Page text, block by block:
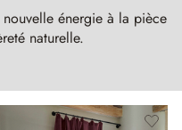
énergie à la pièce
naturelle.